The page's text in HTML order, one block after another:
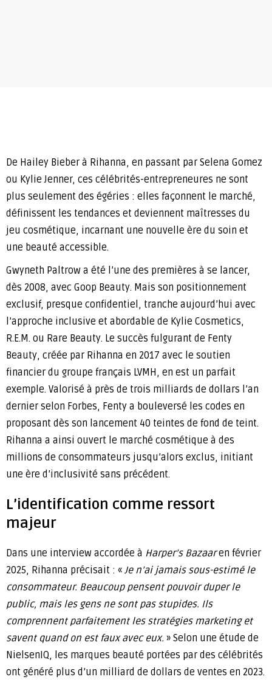
De Hailey Bieber à Rihanna, en passant par Selena Gomez
ou Kylie Jenner, ces célébrités-entrepreneures ne sont
plus seulement des égéries : elles façonnent le marché,
définissent les tendances et deviennent maîtresses du
jeu cosmétique, incarnant une nouvelle ère du soin et
une beauté accessible.
Gwyneth Paltrow a été l’une des premières à se lancer,
dès 2008, avec Goop Beauty. Mais son positionnement
exclusif, presque confidentiel, tranche aujourd’hui avec
l’approche inclusive et abordable de Kylie Cosmetics,
R.E.M. ou Rare Beauty. Le succès fulgurant de Fenty
Beauty, créée par Rihanna en 2017 avec le soutien
financier du groupe français LVMH, en est un parfait
exemple. Valorisé à près de trois milliards de dollars l’an
dernier selon Forbes, Fenty a bouleversé les codes en
proposant dès son lancement 40 teintes de fond de teint.
Rihanna a ainsi ouvert le marché cosmétique à des
millions de consommateurs jusqu’alors exclus, initiant
une ère d’inclusivité sans précédent.
L’identification comme ressort
majeur
Dans une interview accordée à Harper’s Bazaaren février
2025, Rihanna précisait : « Je n’ai jamais sous-estimé le
consommateur. Beaucoup pensent pouvoir duper le
public, mais les gens ne sont pas stupides. Ils
comprennent parfaitement les stratégies marketing et
savent quand on est faux avec eux. » Selon une étude de
NielsenIQ, les marques beauté portées par des célébrités
ont généré plus d’un milliard de dollars de ventes en 2023.